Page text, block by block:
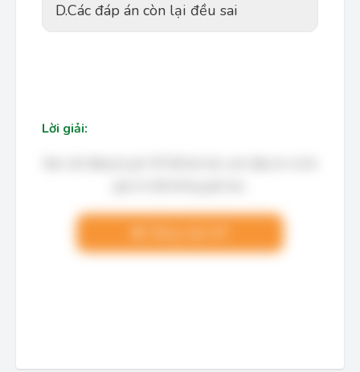
D.Các đáp án còn lại đều sai
Lời giải: